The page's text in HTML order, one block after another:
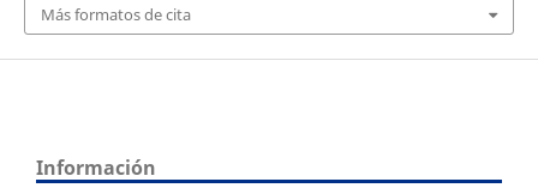
Más formatos de cita
Información